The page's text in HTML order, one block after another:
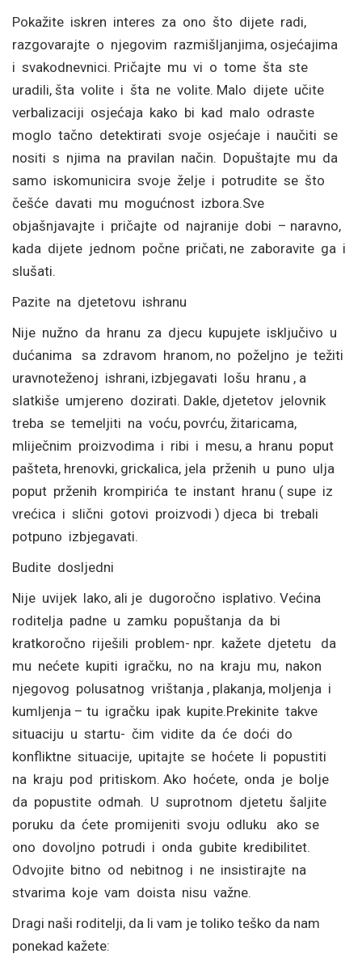
Pokažite iskren interes za ono što dijete radi,
razgovarajte o njegovim razmišljanjima, osjećajima
i svakodnevnici. Pričajte mu vi o tome šta ste
uradili, šta volite i šta ne volite. Malo dijete učite
verbalizaciji osjećaja kako bi kad malo odraste
moglo tačno detektirati svoje osjećaje i naučiti se
nositi s njima na pravilan način. Dopuštajte mu da
samo iskomunicira svoje želje i potrudite se što
češće davati mu mogućnost izbora.Sve
objašnjavajte i pričajte od najranije dobi – naravno,
kada dijete jednom počne pričati, ne zaboravite ga i
slušati.
Pazite na djetetovu ishranu
Nije nužno da hranu za djecu kupujete isključivo u
dućanima sa zdravom hranom, no poželjno je težiti
uravnoteženoj ishrani, izbjegavati lošu hranu , a
slatkiše umjereno dozirati. Dakle, djetetov jelovnik
treba se temeljiti na voću, povrću, žitaricama,
mliječnim proizvodima i ribi i mesu, a hranu poput
pašteta, hrenovki, grickalica, jela prženih u puno ulja
poput prženih krompirića te instant hranu ( supe iz
vrećica i slični gotovi proizvodi ) djeca bi trebali
potpuno izbjegavati.
Budite dosljedni
Nije uvijek lako, ali je dugoročno isplativo. Većina
roditelja padne u zamku popuštanja da bi
kratkoročno riješili problem- npr. kažete djetetu da
mu nećete kupiti igračku, no na kraju mu, nakon
njegovog polusatnog vrištanja , plakanja, moljenja i
kumljenja – tu igračku ipak kupite.Prekinite takve
situaciju u startu- čim vidite da će doći do
konfliktne situacije, upitajte se hoćete li popustiti
na kraju pod pritiskom. Ako hoćete, onda je bolje
da popustite odmah. U suprotnom djetetu šaljite
poruku da ćete promijeniti svoju odluku ako se
ono dovoljno potrudi i onda gubite kredibilitet.
Odvojite bitno od nebitnog i ne insistirajte na
stvarima koje vam doista nisu važne.
Dragi naši roditelji, da li vam je toliko teško da nam
ponekad kažete: